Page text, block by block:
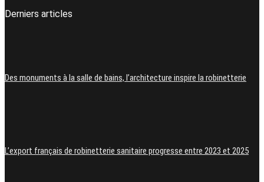
Derniers articles
Des monuments à la salle de bains, l’architecture inspire la robinetterie
L’export français de robinetterie sanitaire progresse entre 2023 et 2025